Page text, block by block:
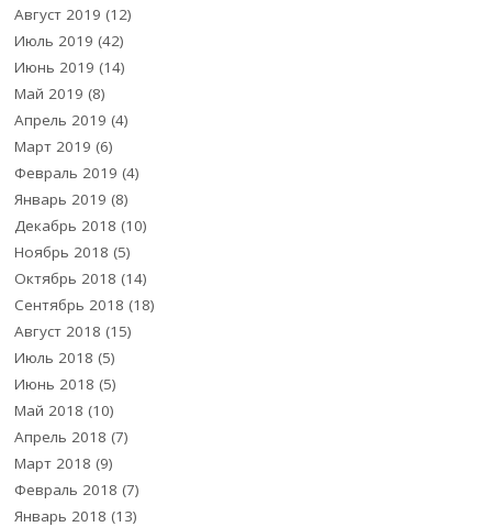
Август 2019 (12)
Июль 2019 (42)
Июнь 2019 (14)
Май 2019 (8)
Апрель 2019 (4)
Март 2019 (6)
Февраль 2019 (4)
Январь 2019 (8)
Декабрь 2018 (10)
Ноябрь 2018 (5)
Октябрь 2018 (14)
Сентябрь 2018 (18)
Август 2018 (15)
Июль 2018 (5)
Июнь 2018 (5)
Май 2018 (10)
Апрель 2018 (7)
Март 2018 (9)
Февраль 2018 (7)
Январь 2018 (13)